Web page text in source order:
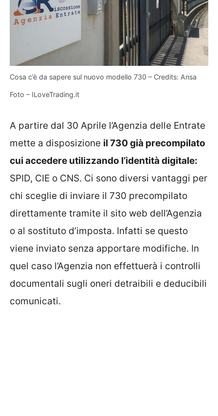
Cosa c’è da sapere sul nuovo modello 730 – Credits: Ansa
Foto – ILoveTrading.it
A partire dal 30 Aprile l’Agenzia delle Entrate
mette a disposizione il 730 già precompilato
cui accedere utilizzando l’identità digitale:
SPID, CIE o CNS. Ci sono diversi vantaggi per
chi sceglie di inviare il 730 precompilato
direttamente tramite il sito web dell’Agenzia
o al sostituto d’imposta. Infatti se questo
viene inviato senza apportare modifiche. In
quel caso l’Agenzia non effettuerà i controlli
documentali sugli oneri detraibili e deducibili
comunicati.